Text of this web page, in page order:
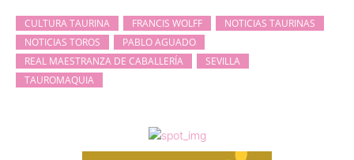
CULTURA TAURINA FRANCIS WOLFF
NOTICIAS TAURINAS
NOTICIAS TOROS
PABLO AGUADO
REAL MAESTRANZA DE CABALLERÍA
SEVILLA
TAUROMAQUIA